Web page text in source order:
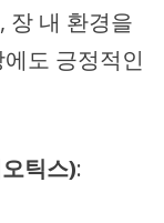
장 내 환경을
도 긍정적인
틱스):